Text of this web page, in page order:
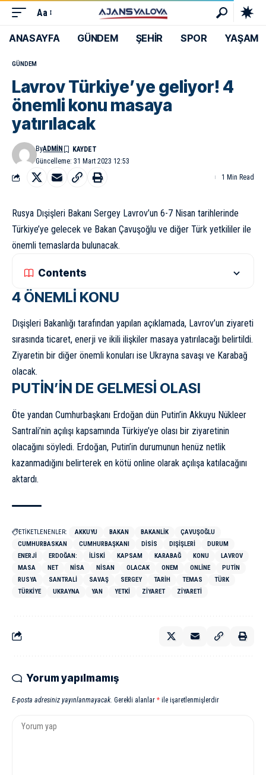
Aa
ANASAYFA GÜNDEM ŞEHİR SPOR YAŞAM
GÜNDEM
Lavrov Türkiye’ye geliyor! 4
önemli konu masaya
yatırılacak
Güncelleme: 31 Mart 2023 12:53
ByADMIN
1 Min Read
Rusya Dışişleri Bakanı Sergey Lavrov’un 6-7 Nisan tarihlerinde
Türkiye’ye gelecek ve Bakan Çavuşoğlu ve diğer Türk yetkililer ile
önemli temaslarda bulunacak.
Contents
4 ÖNEMLİ KONU
Dışişleri Bakanlığı tarafından yapılan açıklamada, Lavrov’un ziyareti
sırasında ticaret, enerji ve ikili ilişkiler masaya yatırılacağı belirtildi.
Ziyaretin bir diğer önemli konuları ise Ukrayna savaşı ve Karabağ
olacak.
PUTİN’İN DE GELMESİ OLASI
Öte yandan Cumhurbaşkanı Erdoğan dün Putin’in Akkuyu Nükleer
Santrali’nin açılışı kapsamında Türkiye’ye olası bir ziyaretinin
olacağını söyledi. Erdoğan, Putin’in durumunun henüz netlik
kazanmadığını belirterek en kötü online olarak açılışa katılacağını
aktardı.
ETİKETLENENLER: AKKUYU BAKAN BAKANLIK
ÇAVUŞOĞLU
CUMHURBASKAN
CUMHURBAŞKANI DISIS DIŞIŞLERI
DURUM
ENERJI
ERDOĞAN: ILISKI KAPSAM KARABAĞ KONU
LAVROV
MASA
NET NISA NISAN OLACAK ONEM ONLINE
PUTIN
RUSYA
SANTRALI SAVAŞ SERGEY TARIH TEMAS
TÜRK
TÜRKIYE
UKRAYNA YAN YETKI ZIYARET ZIYARETI
Yorum yapılmamış
E-posta adresiniz yayınlanmayacak. Gerekli alanlar * ile işaretlenmişlerdir